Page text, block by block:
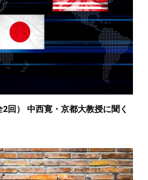
回） 中西寛・京都大教授に聞く